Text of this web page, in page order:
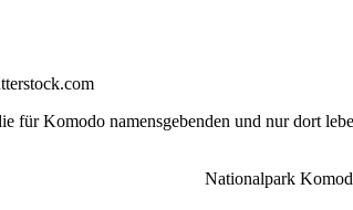
für Komodo namensgebenden und nur dort
Nationalpark